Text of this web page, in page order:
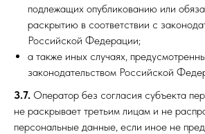
подлежащих опубликованию или
раскрытию в соответствии с
Российской Федерации;
а также иных случаях,
законодательством Российской
3.7. Оператор без согласия субъекта
не раскрывает третьим лицам и не
персональные данные, если иное не